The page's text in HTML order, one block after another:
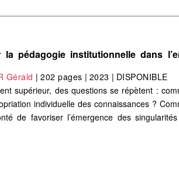
pédagogie institutionnelle dans
Gérald |202 pages | 2023 | DISPONIBLE
supérieur, des questions se répètent :
individuelle des connaissances ?
de favoriser l’émergence des